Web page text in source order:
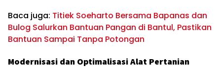
Baca juga: Titiek Soeharto Bersama Bapanas dan
Bulog Salurkan Bantuan Pangan di Bantul, Pastikan
Bantuan Sampai Tanpa Potongan
Modernisasi dan Optimalisasi Alat Pertanian